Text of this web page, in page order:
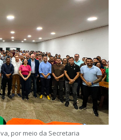
por meio da Secretaria